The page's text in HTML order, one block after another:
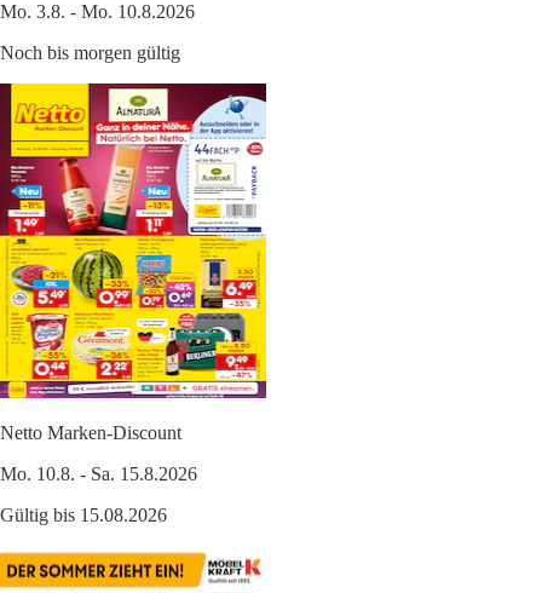
Mo. 3.8. - Mo. 10.8.2026
Noch bis morgen gültig
Netto Marken-Discount
Mo. 10.8. - Sa. 15.8.2026
Gültig bis 15.08.2026